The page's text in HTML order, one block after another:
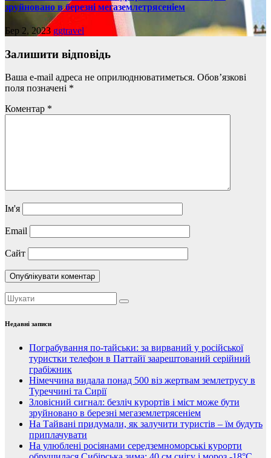
зруйновано в березні мегаземлетрясеніем
Бер 2, 2023 ggtravel
Залишити відповідь
Ваша e-mail адреса не оприлюднюватиметься. Обов’язкові
поля позначені *
Коментар *
Ім'я
Email
Сайт
Недавні записи
Пограбування по-тайськи: за вирваний у російської
туристки телефон в Паттайї заарештований серійний
грабіжник
Німеччина видала понад 500 віз жертвам землетрусу в
Туреччині та Сирії
Зловісний сигнал: безліч курортів і міст може бути
зруйновано в березні мегаземлетрясеніем
На Тайвані придумали, як залучити туристів – їм будуть
приплачувати
На улюблені росіянами середземноморські курорти